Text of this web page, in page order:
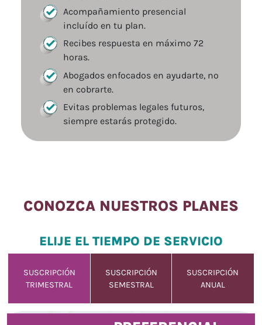
Acompañamiento presencial
incluído en tu plan.
Recibes respuesta en máximo 72
horas.
Abogados enfocados en ayudarte, no
en cobrarte.
Evitas problemas legales futuros,
siempre estarás protegido.
CONOZCA NUESTROS PLANES
ELIJE EL TIEMPO DE SERVICIO
SUSCRIPCIÓN
TRIMESTRAL
SUSCRIPCIÓN
SEMESTRAL
SUSCRIPCIÓN
ANUAL